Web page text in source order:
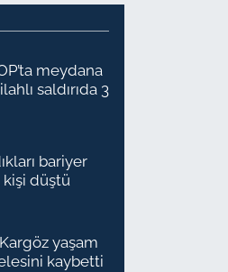
meydana
saldırıda 3
bariyer
kişi düştü
yaşam
kaybetti